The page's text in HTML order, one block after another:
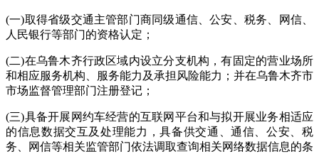
(一)取得省级交通主管部门商同级通信、公安、税务、网信、
人民银行等部门的资格认定；
(二)在乌鲁木齐行政区域内设立分支机构，有固定的营业场所
和相应服务机构、服务能力及承担风险能力；并在乌鲁木齐市
市场监督管理部门注册登记；
(三)具备开展网约车经营的互联网平台和与拟开展业务相适应
的信息数据交互及处理能力，具备供交通、通信、公安、税
务、网信等相关监管部门依法调取查询相关网络数据信息的条